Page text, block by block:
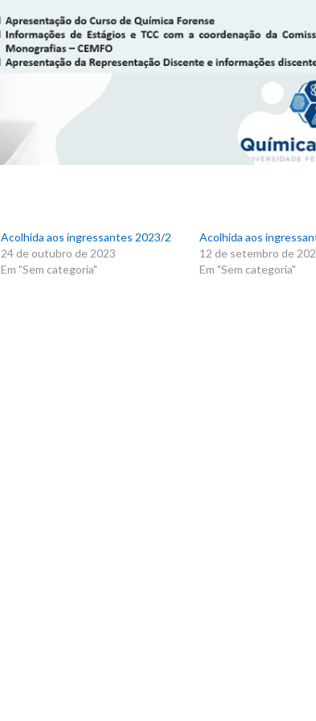
Acolhida aos ingressantes 2023/2
24 de outubro de 2023
Em "Sem categoria"
Acolhida aos
12 de setembro de
Em "Sem categoria"